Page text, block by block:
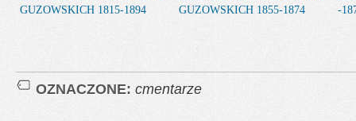
GUZOWSKICH 1815-1894
GUZOWSKICH 1855-1874
-
OZNACZONE: cmentarze